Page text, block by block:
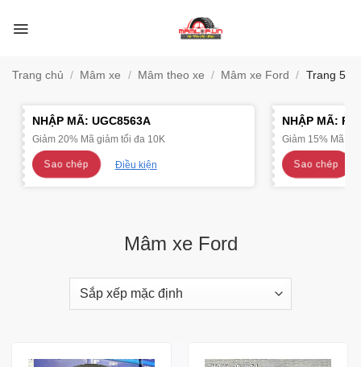
qua
Trang chủ / Mâm xe / Mâm theo xe / Mâm xe Ford / Trang 5
NHẬP MÃ: UGC8563A
Giảm 20% Mã giảm tối đa 10K
Sao chép Điều kiện
NHẬP MÃ:
Giảm 15% Mã
Sao chép
Mâm xe Ford